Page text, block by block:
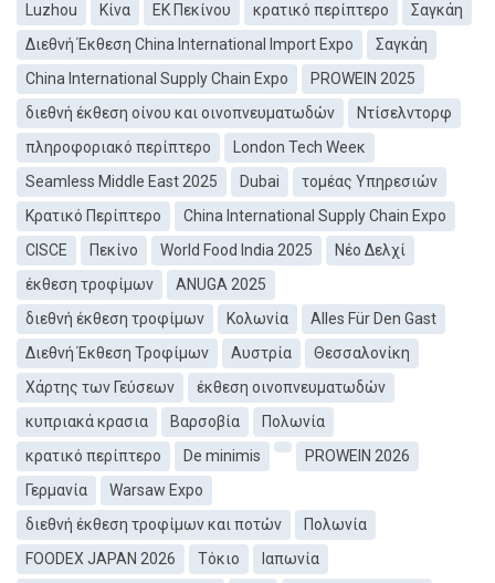
Luzhou
Κίνα ΕΚ Πεκίνου κρατικό περίπτερο
Σαγκάη
Διεθνή Έκθεση China International Import Expo
Σαγκάη
China International Supply Chain Expo
PROWEIN 2025
διεθνή έκθεση οίνου και οινοπνευματωδών
Ντίσελντορφ
πληροφοριακό περίπτερο
London Tech Weeκ
Seamless Middle East 2025
Dubai
τομέας Υπηρεσιών
Κρατικό Περίπτερο
China International Supply Chain Expo
CISCE
Πεκίνο World Food India 2025
Νέο Δελχί
έκθεση τροφίμων
ANUGA 2025
διεθνή έκθεση τροφίμων
Κολωνία
Alles Für Den Gast
Διεθνή Έκθεση Τροφίμων
Αυστρία
Θεσσαλονίκη
Χάρτης των Γεύσεων
έκθεση οινοπνευματωδών
κυπριακά κρασια
Βαρσοβία
Πολωνία
κρατικό περίπτερο
De minimis
PROWEIN 2026
Γερμανία
Warsaw Expo
διεθνή έκθεση τροφίμων και ποτών
Πολωνία
FOODEX JAPAN 2026
Τόκιο
Ιαπωνία